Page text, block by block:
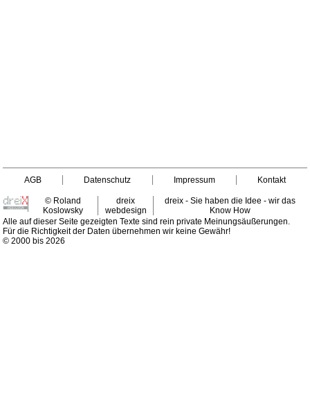
AGB Datenschutz Impressum Kontakt
© Roland
Koslowsky
dreix
webdesign
dreix - Sie haben die Idee - wir das
Know How
Alle auf dieser Seite gezeigten Texte sind rein private Meinungsäußerungen.
Für die Richtigkeit der Daten übernehmen wir keine Gewähr!
© 2000 bis 2026